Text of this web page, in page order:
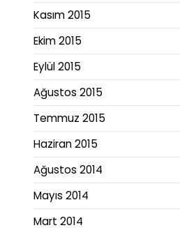
Kasım 2015
Ekim 2015
Eylül 2015
Ağustos 2015
Temmuz 2015
Haziran 2015
Ağustos 2014
Mayıs 2014
Mart 2014